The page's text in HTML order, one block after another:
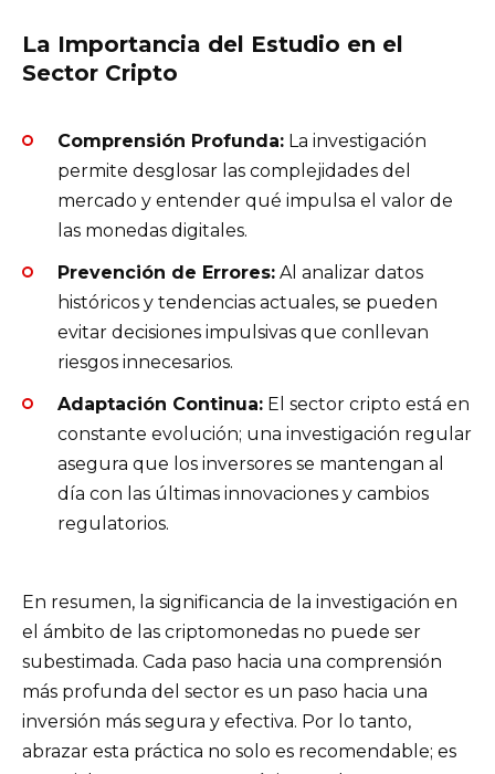
La Importancia del Estudio en el
Sector Cripto
Comprensión Profunda: La investigación
permite desglosar las complejidades del
mercado y entender qué impulsa el valor de
las monedas digitales.
Prevención de Errores: Al analizar datos
históricos y tendencias actuales, se pueden
evitar decisiones impulsivas que conllevan
riesgos innecesarios.
Adaptación Continua: El sector cripto está en
constante evolución; una investigación regular
asegura que los inversores se mantengan al
día con las últimas innovaciones y cambios
regulatorios.
En resumen, la significancia de la investigación en
el ámbito de las criptomonedas no puede ser
subestimada. Cada paso hacia una comprensión
más profunda del sector es un paso hacia una
inversión más segura y efectiva. Por lo tanto,
abrazar esta práctica no solo es recomendable; es